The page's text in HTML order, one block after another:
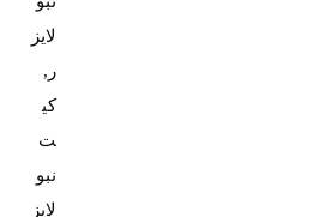
لایز
ر,
کی
ت
نبو
لایز